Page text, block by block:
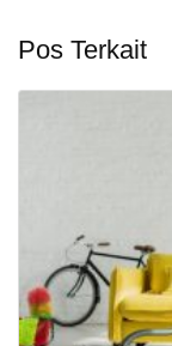
Pos Terkait